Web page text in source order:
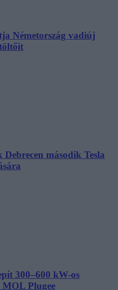
Németország vadiúj
második Tesla
300–600 kW-os
Plugee